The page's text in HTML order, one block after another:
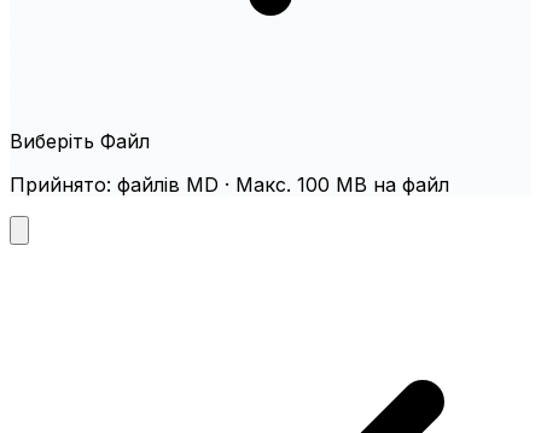
Виберіть Файл
Прийнято: файлів MD · Макс. 100 MB на файл